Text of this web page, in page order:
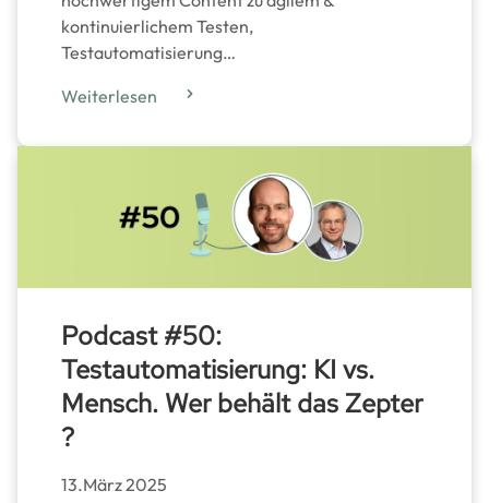
kontinuierlichem Testen,
Testautomatisierung…
Weiterlesen
Podcast #50:
Testautomatisierung: KI vs.
Mensch. Wer behält das Zepter
?
13.März 2025